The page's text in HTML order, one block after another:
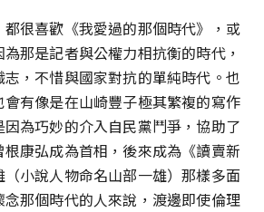
很喜歡《我愛過的那個時代》，或
那是記者與公權力相抗衡的時代，
，不惜與國家對抗的單純時代。也
有像是在山崎豐子極其繁複的寫作
為巧妙的介入自民黨鬥爭，協助了
康弘成為首相，後來成為《讀賣新
小說人物命名山部一雄）那樣多面
那個時代的人來說，渡邊即使倫理